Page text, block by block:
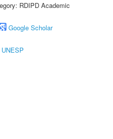
RDIPD Academic
Google Scholar